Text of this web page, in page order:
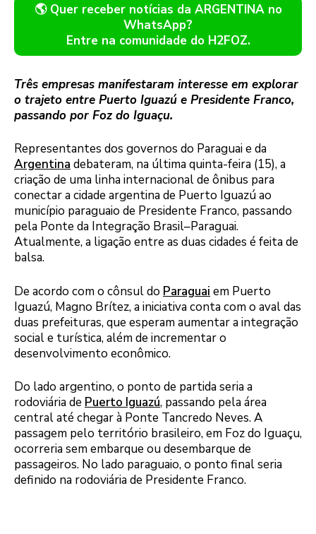
🌎 Quer receber notícias da ARGENTINA no
WhatsApp?
Entre na comunidade do H2FOZ.
Três empresas manifestaram interesse em explorar
o trajeto entre Puerto Iguazú e Presidente Franco,
passando por Foz do Iguaçu.
Representantes dos governos do Paraguai e da
Argentina debateram, na última quinta-feira (15), a
criação de uma linha internacional de ônibus para
conectar a cidade argentina de Puerto Iguazú ao
município paraguaio de Presidente Franco, passando
pela Ponte da Integração Brasil–Paraguai.
Atualmente, a ligação entre as duas cidades é feita de
balsa.
De acordo com o cônsul do Paraguai em Puerto
Iguazú, Magno Brítez, a iniciativa conta com o aval das
duas prefeituras, que esperam aumentar a integração
social e turística, além de incrementar o
desenvolvimento econômico.
Do lado argentino, o ponto de partida seria a
rodoviária de Puerto Iguazú, passando pela área
central até chegar à Ponte Tancredo Neves. A
passagem pelo território brasileiro, em Foz do Iguaçu,
ocorreria sem embarque ou desembarque de
passageiros. No lado paraguaio, o ponto final seria
definido na rodoviária de Presidente Franco.